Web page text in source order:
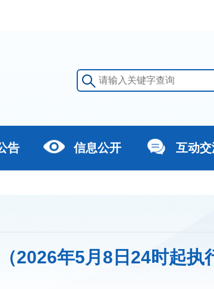
告 信息公开 互动交
2026年5月8日24时起执